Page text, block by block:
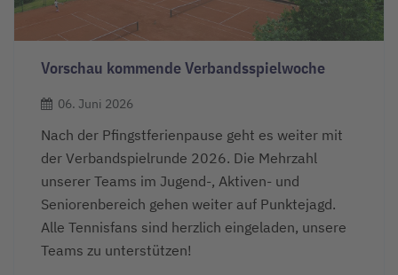
Vorschau kommende Verbandsspielwoche
06. Juni 2026
Nach der Pfingstferienpause geht es weiter mit
der Verbandspielrunde 2026. Die Mehrzahl
unserer Teams im Jugend-, Aktiven- und
Seniorenbereich gehen weiter auf Punktejagd.
Alle Tennisfans sind herzlich eingeladen, unsere
Teams zu unterstützen!